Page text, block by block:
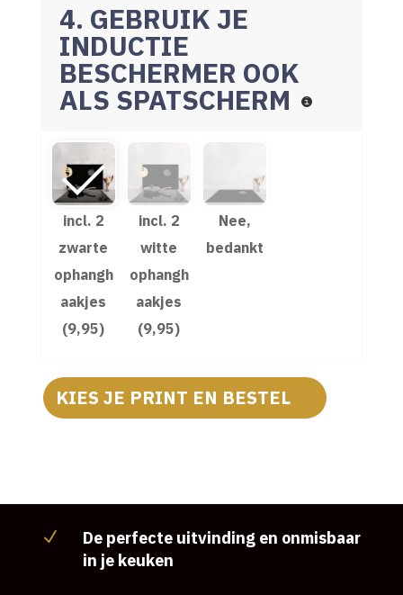
4. GEBRUIK JE
INDUCTIE
BESCHERMER OOK
ALS SPATSCHERM
incl. 2
zwarte
ophangh
aakjes
(9,95)
incl. 2
witte
ophangh
aakjes
(9,95)
Nee,
bedankt
KIES JE PRINT EN BESTEL
N
De perfecte uitvinding en onmisbaar
in je keuken